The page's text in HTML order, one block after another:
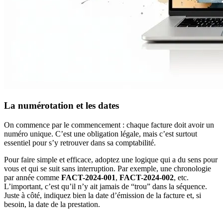
La numérotation et les dates
On commence par le commencement : chaque facture doit avoir un
numéro unique. C’est une obligation légale, mais c’est surtout
essentiel pour s’y retrouver dans sa comptabilité.
Pour faire simple et efficace, adoptez une logique qui a du sens pour
vous et qui se suit sans interruption. Par exemple, une chronologie
par année comme FACT-2024-001, FACT-2024-002, etc.
L’important, c’est qu’il n’y ait jamais de “trou” dans la séquence.
Juste à côté, indiquez bien la date d’émission de la facture et, si
besoin, la date de la prestation.